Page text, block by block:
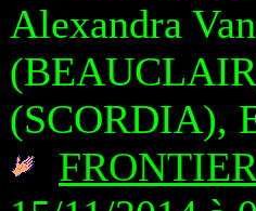
Alexandra
(SCORDIA),